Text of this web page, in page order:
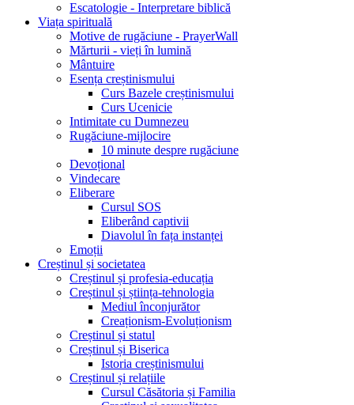
Escatologie - Interpretare biblică
Viața spirituală
Motive de rugăciune - PrayerWall
Mărturii - vieți în lumină
Mântuire
Esența creștinismului
Curs Bazele creștinismului
Curs Ucenicie
Intimitate cu Dumnezeu
Rugăciune-mijlocire
10 minute despre rugăciune
Devoțional
Vindecare
Eliberare
Cursul SOS
Eliberând captivii
Diavolul în fața instanței
Emoții
Creștinul și societatea
Creștinul și profesia-educația
Creștinul și știința-tehnologia
Mediul înconjurător
Creaționism-Evoluționism
Creștinul și statul
Creștinul și Biserica
Istoria creștinismului
Creștinul și relațiile
Cursul Căsătoria și Familia